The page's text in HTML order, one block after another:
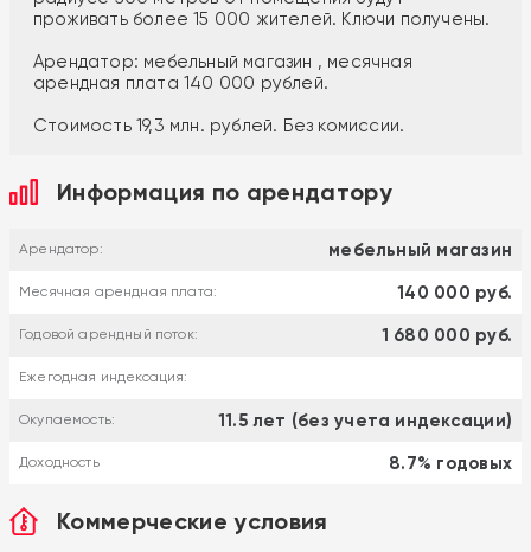
проживать более 15 000 жителей. Ключи получены.
Арендатор: мебельный магазин , месячная
арендная плата 140 000 рублей.
Стоимость 19,3 млн. рублей. Без комиссии.
Информация по арендатору
Арендатор: мебельный магазин
Месячная арендная плата: 140 000 руб.
Годовой арендный поток: 1 680 000 руб.
Ежегодная индексация:
Окупаемость: 11.5 лет (без учета индексации)
Доходность 8.7% годовых
Коммерческие условия